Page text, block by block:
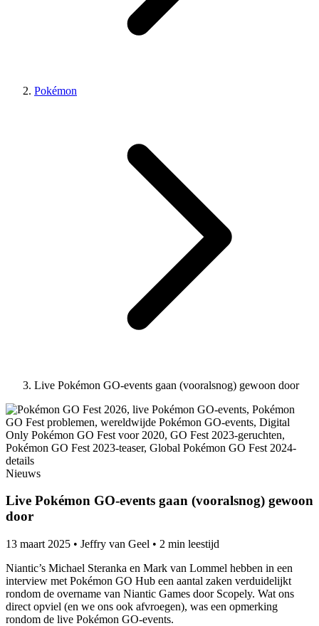
Pokémon
Live Pokémon GO-events gaan (vooralsnog) gewoon door
Nieuws
Live Pokémon GO-events gaan (vooralsnog) gewoon
door
13 maart 2025 • Jeffry van Geel • 2 min leestijd
Niantic’s Michael Steranka en Mark van Lommel hebben in een
interview met Pokémon GO Hub een aantal zaken verduidelijkt
rondom de overname van Niantic Games door Scopely. Wat ons
direct opviel (en we ons ook afvroegen), was een opmerking
rondom de live Pokémon GO-events.